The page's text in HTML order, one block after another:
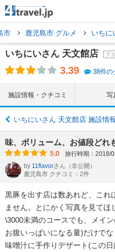
市 鹿児島市 グルメ いちに
いちにいさん 天文館店 グ
3.39 38件の
施設情報・クチコミ 写
いちにいさん 天文館店 施設情
味、ボリューム、お値段どれ
5.0
旅行時期：2018/
by 11flavorさん （非公開）
鹿児島市 クチコミ：2件
黒豚を出す店は数あれど、これ
ません。とにかく写真を見てほ
\3000未満のコースでも、メイ
お腹いっぱいになる量)だけで
味噌汁に手作りデザート(この